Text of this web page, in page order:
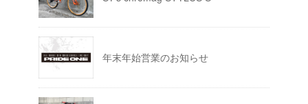
年末年始営業のお知らせ